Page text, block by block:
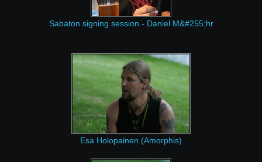
Sabaton signing session - Daniel M&#255;hr
Esa Holopainen (Amorphis)